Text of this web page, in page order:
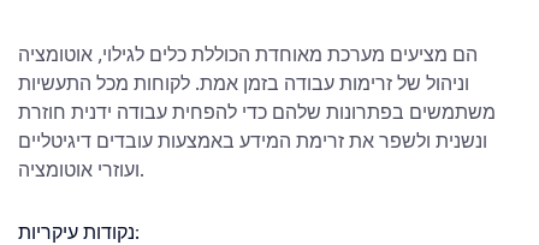
הם מציעים מערכת מאוחדת הכוללת כלים לגילוי, אוטומציה
וניהול של זרימות עבודה בזמן אמת. לקוחות מכל התעשיות
משתמשים בפתרונות שלהם כדי להפחית עבודה ידנית חוזרת
ונשנית ולשפר את זרימת המידע באמצעות עובדים דיגיטליים
ועוזרי אוטומציה.
נקודות עיקריות: